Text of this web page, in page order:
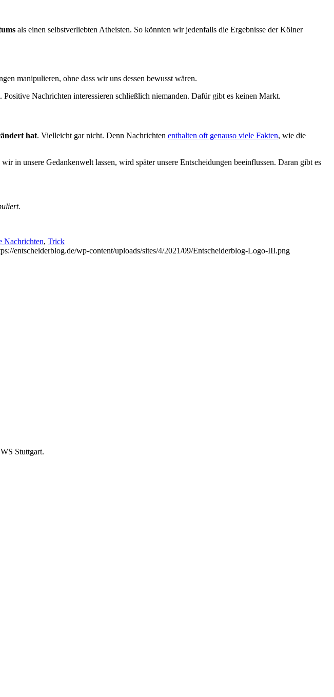
als einen selbstverliebten Atheisten. So könnten wir jedenfalls die Ergebnisse der Kölner
manipulieren, ohne dass wir uns dessen bewusst wären.
Nachrichten interessieren schließlich niemanden. Dafür gibt es keinen Markt.
hat. Vielleicht gar nicht. Denn Nachrichten enthalten oft genauso viele Fakten, wie die
in unsere Gedankenwelt lassen, wird später unsere Entscheidungen beeinflussen. Daran gibt es
Nachrichten, Trick
entscheiderblog.de/wp-content/uploads/sites/4/2021/09/Entscheiderblog-Logo-III.png
Stuttgart.